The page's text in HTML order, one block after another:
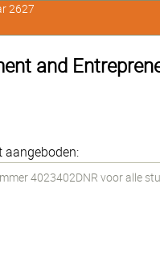
and
aangeboden:
4023402DNR voor alle
2627